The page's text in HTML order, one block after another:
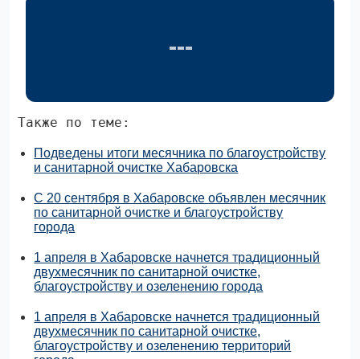
Также по теме:
Подведены итоги месячника по благоустройству
и санитарной очистке Хабаровска
С 20 сентября в Хабаровске объявлен месячник
по санитарной очистке и благоустройству
города
1 апреля в Хабаровске начнется традиционный
двухмесячник по санитарной очистке,
благоустройству и озеленению города
1 апреля в Хабаровске начнется традиционный
двухмесячник по санитарной очистке,
благоустройству и озеленению территорий